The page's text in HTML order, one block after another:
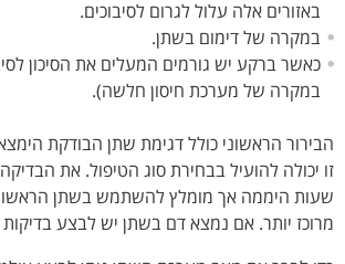
באזורים אלה עלול לגרום לסיבוכים.
במקרה של דימום בשתן.
כאשר ברקע יש גורמים המעלים את הסיכון
במקרה של מערכת חיסון חלשה).
הבירור הראשוני כולל דגימת שתן הבודקת
זו יכולה להועיל בבחירת סוג הטיפול. את
שעות היממה אך מומלץ להשתמש בשתן
מרוכז יותר. אם נמצא דם בשתן יש לבצע בדיקות